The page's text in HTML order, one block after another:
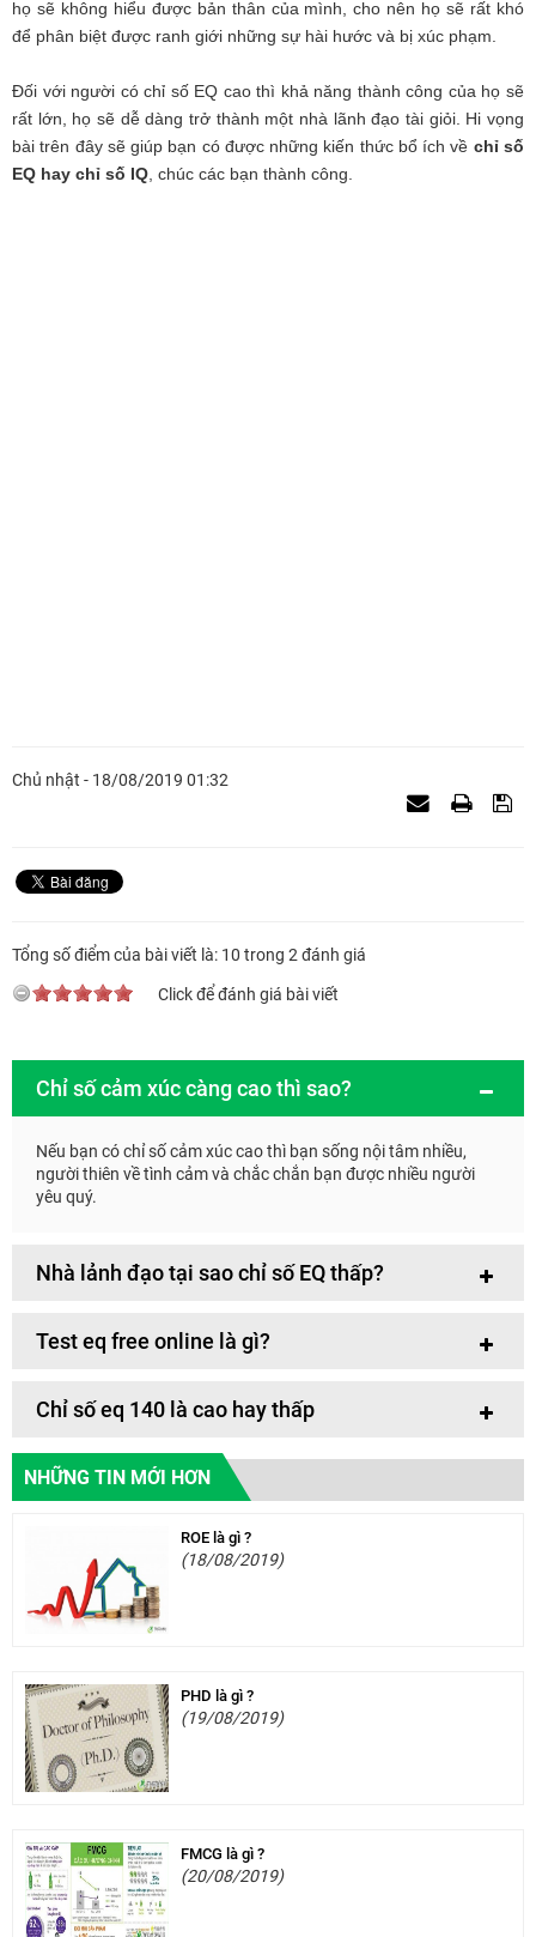
họ sẽ không hiểu được bản thân của mình, cho nên họ sẽ rất khó
để phân biệt được ranh giới những sự hài hước và bị xúc phạm.
Đối với người có chỉ số EQ cao thì khả năng thành công của họ sẽ
rất lớn, họ sẽ dễ dàng trở thành một nhà lãnh đạo tài giỏi. Hi vọng
bài trên đây sẽ giúp bạn có được những kiến thức bổ ích về chỉ số
EQ hay chỉ số IQ , chúc các bạn thành công.
Chủ nhật - 18/08/2019 01:32
Tổng số điểm của bài viết là: 10 trong 2 đánh giá
Click để đánh giá bài viết
Chỉ số cảm xúc càng cao thì sao?
Nếu bạn có chỉ số cảm xúc cao thì bạn sống nội tâm nhiều,
người thiên về tình cảm và chắc chắn bạn được nhiều người
yêu quý.
Nhà lảnh đạo tại sao chỉ số EQ thấp?
Test eq free online là gì?
Chỉ số eq 140 là cao hay thấp
NHỮNG TIN MỚI HƠN
ROE là gì ?
(18/08/2019)
PHD là gì ?
(19/08/2019)
FMCG là gì ?
(20/08/2019)